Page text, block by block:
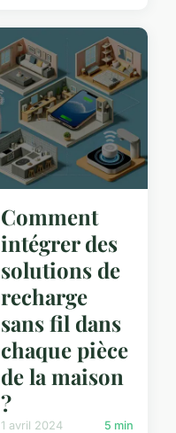
Comment
intégrer des
solutions de
recharge
sans fil dans
chaque pièce
de la maison
?
1 avril 2024 5 min